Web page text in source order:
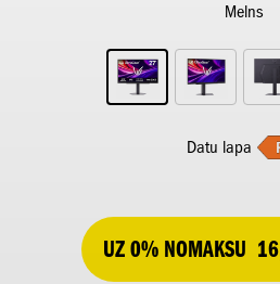
Melns
Datu lapa
UZ 0% NOMAKSU